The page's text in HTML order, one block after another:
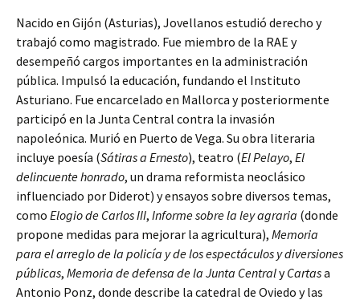
Nacido en Gijón (Asturias), Jovellanos estudió derecho y
trabajó como magistrado. Fue miembro de la RAE y
desempeñó cargos importantes en la administración
pública. Impulsó la educación, fundando el Instituto
Asturiano. Fue encarcelado en Mallorca y posteriormente
participó en la Junta Central contra la invasión
napoleónica. Murió en Puerto de Vega. Su obra literaria
incluye poesía (Sátiras a Ernesto), teatro (El Pelayo, El
delincuente honrado, un drama reformista neoclásico
influenciado por Diderot) y ensayos sobre diversos temas,
como Elogio de Carlos III, Informe sobre la ley agraria (donde
propone medidas para mejorar la agricultura), Memoria
para el arreglo de la policía y de los espectáculos y diversiones
públicas, Memoria de defensa de la Junta CentralyCartasa
Antonio Ponz, donde describe la catedral de Oviedo y las